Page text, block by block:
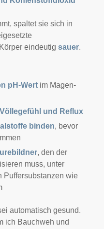
spaltet sie sich in
eindeutig sauer.
pH-Wertim Magen-
und Reflux
binden, bevor
, den der
muss, unter
Puffersubstanzen wie
automatisch gesund.
ich Bauchweh und